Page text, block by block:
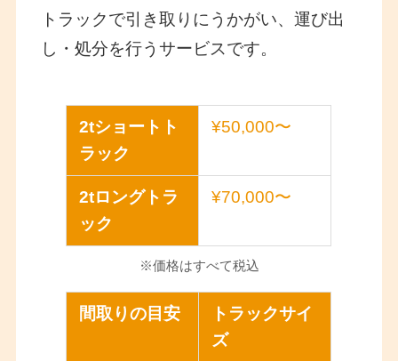
トラックで引き取りにうかがい、運び出
し・処分を行うサービスです。
2tショートト
ラック
¥50,000〜
2tロングトラ
ック
¥70,000〜
※価格はすべて税込
間取りの目安
トラックサイ
ズ